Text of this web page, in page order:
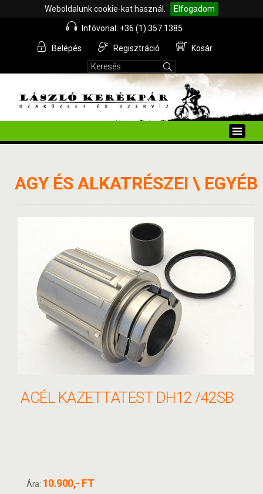
Weboldalunk cookie-kat használ. Elfogadom
Infóvonal: +36 (1) 357 1385
Belépés Regisztráció Kosár
Toggle
AGY ÉS ALKATRÉSZEI \ EGYÉB
ACÉL KAZETTATEST DH12 /42SB
Ára: 10.900,- FT